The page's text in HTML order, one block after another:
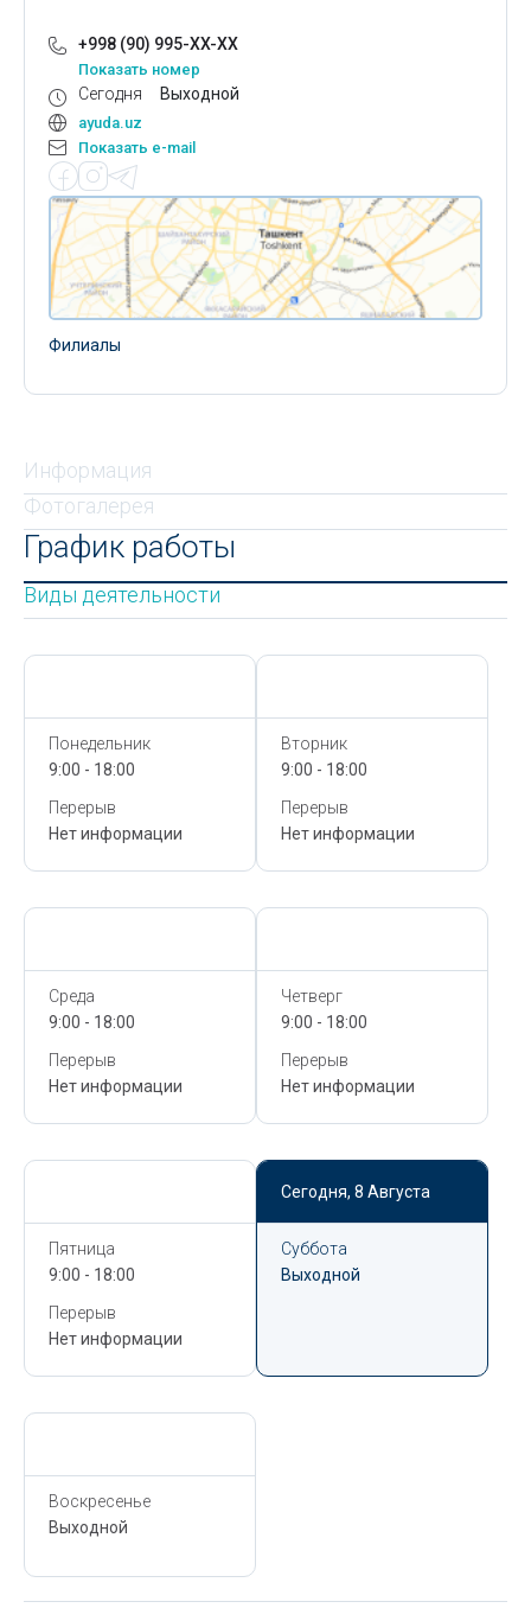
+998 (90) 995-XX-XX
Показать номер
Сегодня Выходной
ayuda.uz
Показать e-mail
Филиалы
Информация
Фотогалерея
График работы
Виды деятельности
Понедельник
9:00 - 18:00
Перерыв
Нет информации
Вторник
9:00 - 18:00
Перерыв
Нет информации
Среда
9:00 - 18:00
Перерыв
Нет информации
Четверг
9:00 - 18:00
Перерыв
Нет информации
Пятница
9:00 - 18:00
Перерыв
Нет информации
Сегодня, 8 Августа
Суббота
Выходной
Воскресенье
Выходной